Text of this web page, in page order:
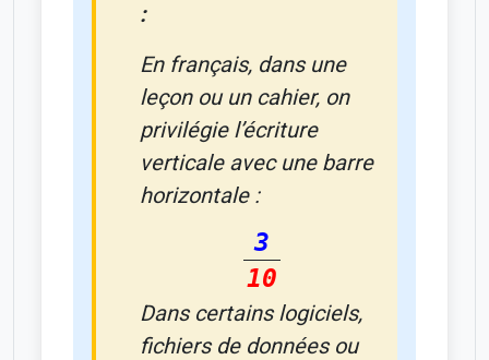
:
En français, dans une
leçon ou un cahier, on
privilégie l’écriture
verticale avec une barre
horizontale :
3
10
Dans certains logiciels,
fichiers de données ou